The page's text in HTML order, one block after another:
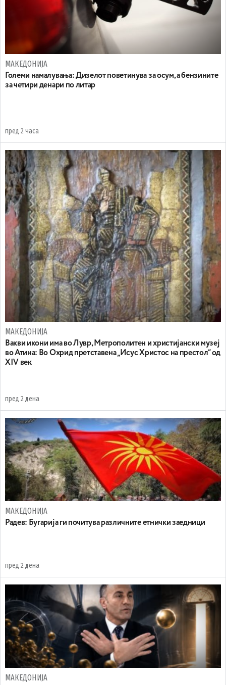
МАКЕДОНИЈА
Големи намалувања: Дизелот поветинува за осум, а бензините
за четири денари по литар
пред 2 часа
МАКЕДОНИЈА
Вакви икони има во Лувр, Метрополитен и христијански музеј
во Атина: Во Охрид претставена „Исус Христос на престол“ од
XIV век
пред 2 дена
МАКЕДОНИЈА
Радев: Бугарија ги почитува различните етнички заедници
пред 2 дена
МАКЕДОНИЈА